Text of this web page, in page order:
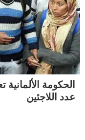
الحكومة
عدد اللاجئين